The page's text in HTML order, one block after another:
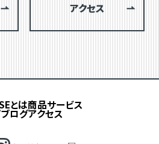
アクセス
とは商品サービス
ログアクセス